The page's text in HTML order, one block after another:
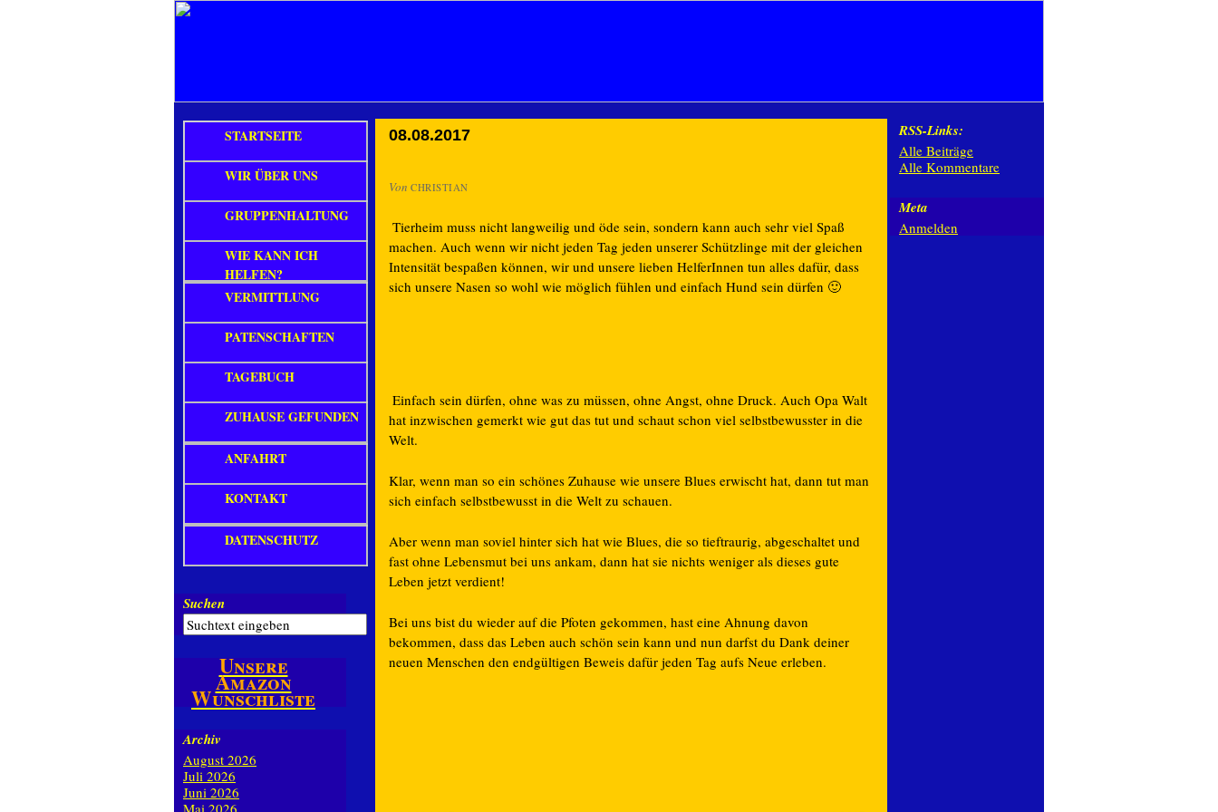
08.08.2017
Von CHRISTIAN
Tierheim muss nicht langweilig und öde sein, sondern kann auch sehr viel Spaß
machen. Auch wenn wir nicht jeden Tag jeden unserer Schützlinge mit der gleichen
Intensität bespaßen können, wir und unsere lieben HelferInnen tun alles dafür, dass
sich unsere Nasen so wohl wie möglich fühlen und einfach Hund sein dürfen 🙂
Einfach sein dürfen, ohne was zu müssen, ohne Angst, ohne Druck. Auch Opa Walt
hat inzwischen gemerkt wie gut das tut und schaut schon viel selbstbewusster in die
Welt.
Klar, wenn man so ein schönes Zuhause wie unsere Blues erwischt hat, dann tut man
sich einfach selbstbewusst in die Welt zu schauen.
Aber wenn man soviel hinter sich hat wie Blues, die so tieftraurig, abgeschaltet und
fast ohne Lebensmut bei uns ankam, dann hat sie nichts weniger als dieses gute
Leben jetzt verdient!
Bei uns bist du wieder auf die Pfoten gekommen, hast eine Ahnung davon
bekommen, dass das Leben auch schön sein kann und nun darfst du Dank deiner
neuen Menschen den endgültigen Beweis dafür jeden Tag aufs Neue erleben.
STARTSEITE
WIR ÜBER UNS
GRUPPENHALTUNG
WIE KANN ICH
HELFEN?
VERMITTLUNG
PATENSCHAFTEN
TAGEBUCH
ZUHAUSE GEFUNDEN
ANFAHRT
KONTAKT
DATENSCHUTZ
Suchen
Unsere
Amazon
Wunschliste
Archiv
August 2026
Juli 2026
Juni 2026
Mai 2026
RSS-Links:
Alle Beiträge
Alle Kommentare
Meta
Anmelden